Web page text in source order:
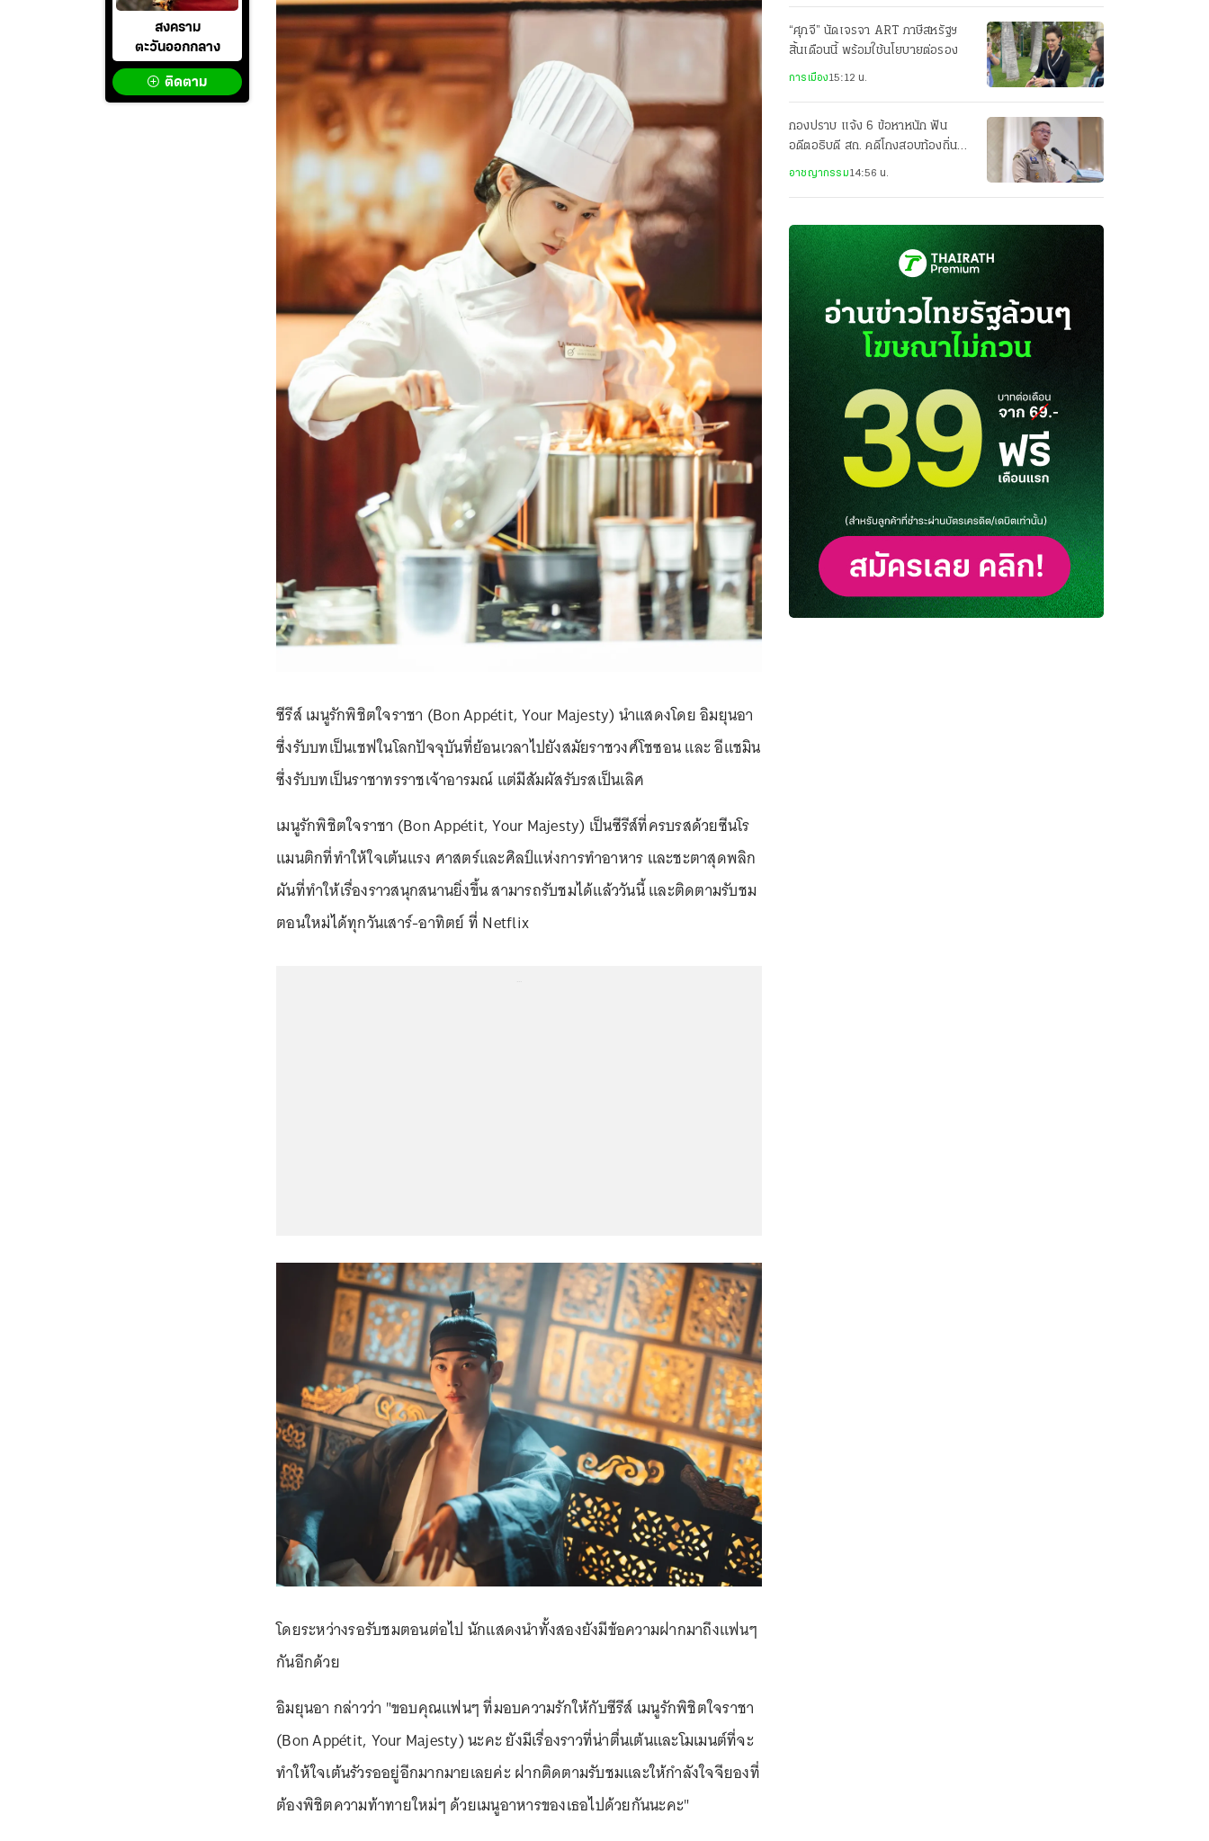
สงคราม
ตะวันออกกลาง
ติดตาม
ซีรีส์ เมนูรักพิชิตใจราชา (Bon Appétit, Your Majesty) นำแสดงโดย อิมยุนอา
ซึ่งรับบทเป็นเชฟในโลกปัจจุบันที่ย้อนเวลาไปยังสมัยราชวงศ์โชซอน และ อีแชมิน
ซึ่งรับบทเป็นราชาทรราชเจ้าอารมณ์ แต่มีสัมผัสรับรสเป็นเลิศ
เมนูรักพิชิตใจราชา (Bon Appétit, Your Majesty) เป็นซีรีส์ที่ครบรสด้วยซีนโร
แมนติกที่ทำให้ใจเต้นแรง ศาสตร์และศิลป์แห่งการทำอาหาร และชะตาสุดพลิก
ผันที่ทำให้เรื่องราวสนุกสนานยิ่งขึ้น สามารถรับชมได้แล้ววันนี้ และติดตามรับชม
ตอนใหม่ได้ทุกวันเสาร์-อาทิตย์ ที่ Netflix
โดยระหว่างรอรับชมตอนต่อไป นักแสดงนำทั้งสองยังมีข้อความฝากมาถึงแฟนๆ
กันอีกด้วย
อิมยุนอา กล่าวว่า "ขอบคุณแฟนๆ ที่มอบความรักให้กับซีรีส์ เมนูรักพิชิตใจราชา
(Bon Appétit, Your Majesty) นะคะ ยังมีเรื่องราวที่น่าตื่นเต้นและโมเมนต์ที่จะ
ทำให้ใจเต้นรัวรออยู่อีกมากมายเลยค่ะ ฝากติดตามรับชมและให้กำลังใจจียองที่
ต้องพิชิตความท้าทายใหม่ๆ ด้วยเมนูอาหารของเธอไปด้วยกันนะคะ"
“ศุภจี” นัดเจรจา ART ภาษีสหรัฐฯ
สิ้นเดือนนี้ พร้อมใช้นโยบายต่อรอง
การเมือง15:12 น.
กองปราบ แจ้ง 6 ข้อหาหนัก ฟัน
อดีตอธิบดี สถ. คดีโกงสอบท้องถิ่น
อาชญากรรม14:56 น.